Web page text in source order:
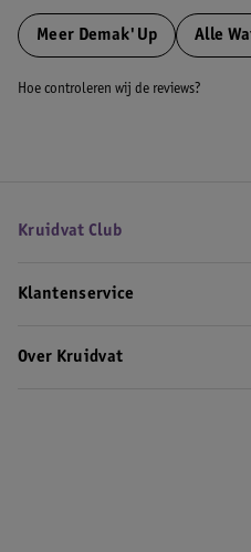
Meer Demak'Up Alle
Hoe controleren wij de reviews?
Kruidvat Club
Klantenservice
Over Kruidvat